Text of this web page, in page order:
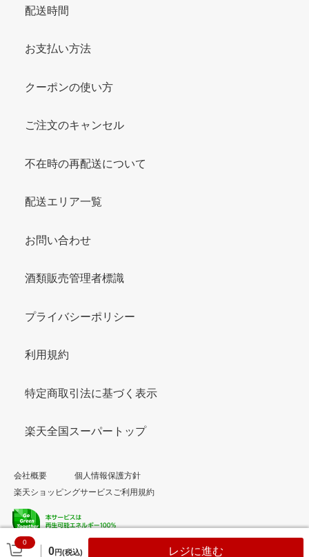
0
0円(税込) レジに進む
配送時間
お支払い方法
クーポンの使い方
ご注文のキャンセル
不在時の再配送について
配送エリア一覧
お問い合わせ
酒類販売管理者標識
プライバシーポリシー
利用規約
特定商取引法に基づく表示
楽天全国スーパートップ
会社概要
個人情報保護方針
楽天ショッピングサービスご利用規約
© Rakuten Group, Inc.